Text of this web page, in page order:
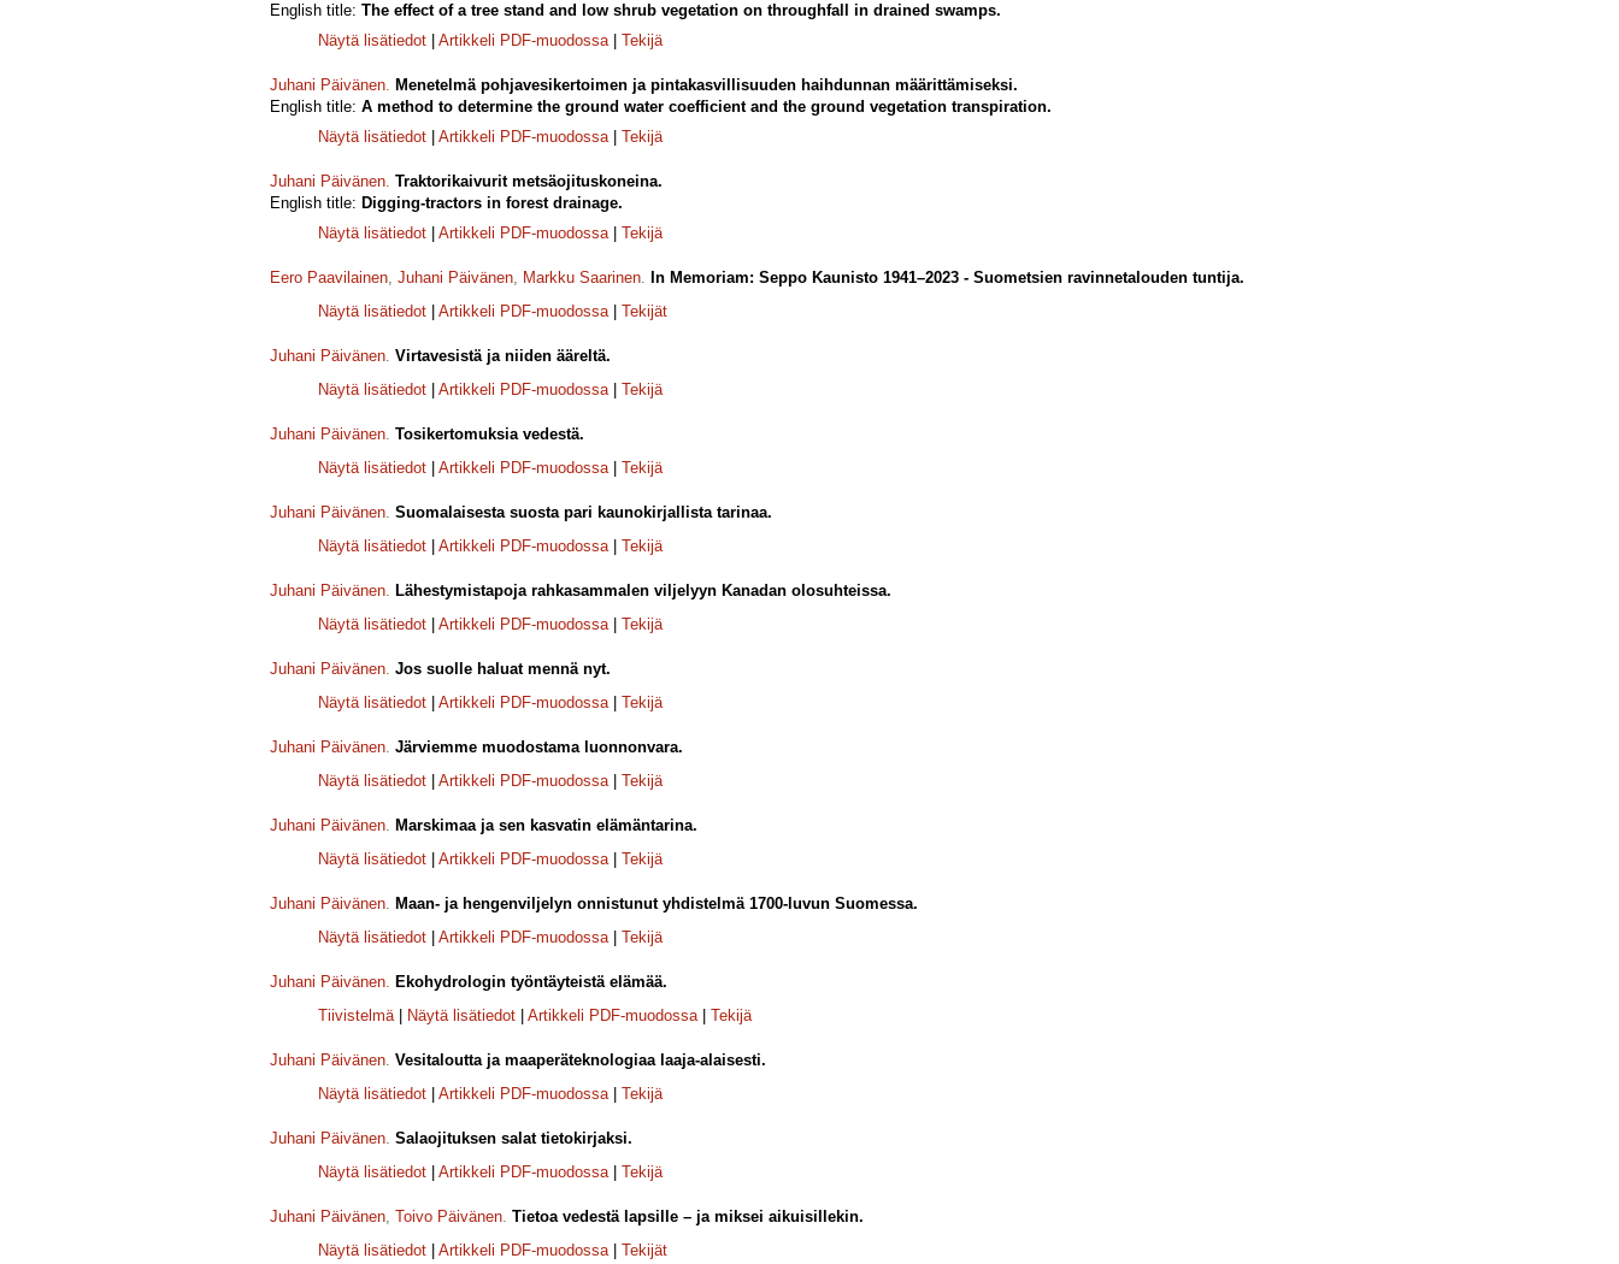
English title: The effect of a tree stand and low shrub vegetation on throughfall in drained swamps.
Näytä lisätiedot
Artikkeli PDF-muodossa| Tekijä
Juhani Päivänen. Menetelmä pohjavesikertoimen ja pintakasvillisuuden haihdunnan määrittämiseksi.
English title: A method to determine the ground water coefficient and the ground vegetation transpiration.
Näytä lisätiedot
Artikkeli PDF-muodossa| Tekijä
Juhani Päivänen. Traktorikaivurit metsäojituskoneina.
English title: Digging-tractors in forest drainage.
Näytä lisätiedot
Artikkeli PDF-muodossa| Tekijä
Eero Paavilainen, Juhani Päivänen, Markku Saarinen. In Memoriam: Seppo Kaunisto 1941–2023 - Suometsien ravinnetalouden tuntija.
Näytä lisätiedot
Artikkeli PDF-muodossa| Tekijät
Juhani Päivänen. Virtavesistä ja niiden ääreltä.
Näytä lisätiedot
Artikkeli PDF-muodossa| Tekijä
Juhani Päivänen. Tosikertomuksia vedestä.
Näytä lisätiedot
Artikkeli PDF-muodossa| Tekijä
Juhani Päivänen. Suomalaisesta suosta pari kaunokirjallista tarinaa.
Näytä lisätiedot
Artikkeli PDF-muodossa| Tekijä
Juhani Päivänen. Lähestymistapoja rahkasammalen viljelyyn Kanadan olosuhteissa.
Näytä lisätiedot
Artikkeli PDF-muodossa| Tekijä
Juhani Päivänen. Jos suolle haluat mennä nyt.
Näytä lisätiedot
Artikkeli PDF-muodossa| Tekijä
Juhani Päivänen. Järviemme muodostama luonnonvara.
Näytä lisätiedot
Artikkeli PDF-muodossa| Tekijä
Juhani Päivänen. Marskimaa ja sen kasvatin elämäntarina.
Näytä lisätiedot
Artikkeli PDF-muodossa| Tekijä
Juhani Päivänen. Maan- ja hengenviljelyn onnistunut yhdistelmä 1700-luvun Suomessa.
Näytä lisätiedot
Artikkeli PDF-muodossa| Tekijä
Juhani Päivänen. Ekohydrologin työntäyteistä elämää.
Tiivistelmä| Näytä lisätiedot Artikkeli PDF-muodossa| Tekijä
Juhani Päivänen. Vesitaloutta ja maaperäteknologiaa laaja-alaisesti.
Näytä lisätiedot
Artikkeli PDF-muodossa| Tekijä
Juhani Päivänen. Salaojituksen salat tietokirjaksi.
Näytä lisätiedot
Artikkeli PDF-muodossa| Tekijä
Juhani Päivänen, Toivo Päivänen. Tietoa vedestä lapsille – ja miksei aikuisillekin.
Näytä lisätiedot
Artikkeli PDF-muodossa| Tekijät